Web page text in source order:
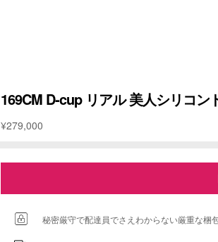
169CM D-cup リアル 美人シリコン
¥279,000
秘密厳守で配達員でさえわからない厳重な梱